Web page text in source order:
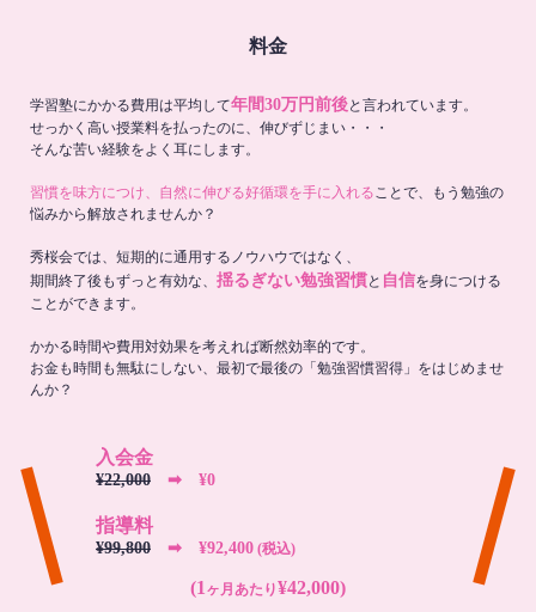
料金
学習塾にかかる費用は平均して年間30万円前後と言われています。
せっかく高い授業料を払ったのに、伸びずじまい・・・
そんな苦い経験をよく耳にします。
習慣を味方につけ、自然に伸びる好循環を手に入れる ことで、もう勉強の
悩みから解放されませんか？
秀桜会では、短期的に通用するノウハウではなく、
期間終了後もずっと有効な、 揺るぎない勉強習慣と 自信を身につける
ことができます。
かかる時間や費用対効果を考えれば断然効率的です。
お金も時間も無駄にしない、最初で最後の「勉強習慣習得」をはじめませ
んか？
入会金
¥22,000 ➡︎ ¥0
指導料
¥99,800 ➡︎ ¥92,400 (税込)
(1 ヶ月あたり¥42,000)